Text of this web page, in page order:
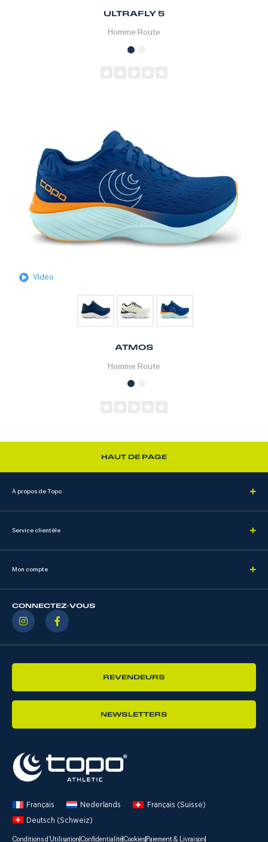
ULTRAFLY 5
Homme Route
Vidéo
ATMOS
Homme Route
HAUT DE PAGE
À propos de Topo
Service clientèle
Mon compte
CONNECTEZ-VOUS
REVENDEURS
NEWSLETTERS
Français Nederlands
Français (Suisse)
Deutsch (Schweiz)
Conditions d'Utilisation ConfidentialitéCookiesPaiement & Livraison